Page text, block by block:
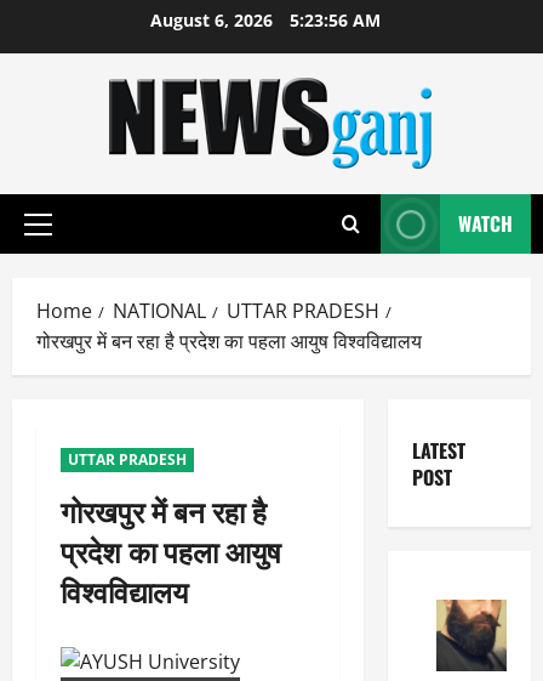
August 6, 2026 5:23:56 AM
Primary
WATCH
Home NATIONAL
UTTAR PRADESH
गोरखपुर में बन रहा है प्रदेश का पहला आयुष विश्वविद्यालय
UTTAR PRADESH
गोरखपुर में बन रहा है
प्रदेश का पहला आयुष
विश्वविद्यालय
LATEST
POST